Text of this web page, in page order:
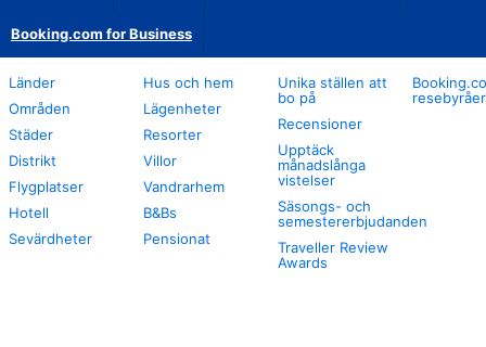
Booking.com for Business
Länder
Områden
Städer
Distrikt
Flygplatser
Hotell
Sevärdheter
Hus och hem
Lägenheter
Resorter
Villor
Vandrarhem
B&Bs
Pensionat
Unika ställen att
bo på
Recensioner
Upptäck
månadslånga
vistelser
Säsongs- och
semestererbjudanden
Traveller Review
Awards
resebyråer